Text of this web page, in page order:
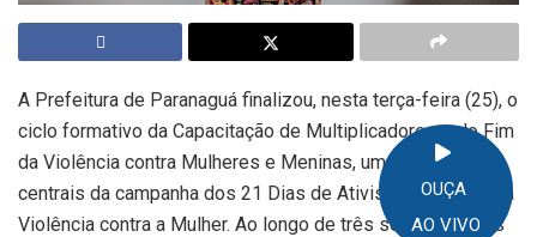
OUÇA
AO VIVO
A Prefeitura de Paranaguá finalizou, nesta terça-feira (25), o
ciclo formativo da Capacitação de Multiplicadores pelo Fim
da Violência contra Mulheres e Meninas, uma das ações
centrais da campanha dos 21 Dias de Ativismo pelo Fim da
Violência contra a Mulher. Ao longo de três semanas, mais